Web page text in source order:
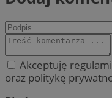
Akceptuję
oraz politykę